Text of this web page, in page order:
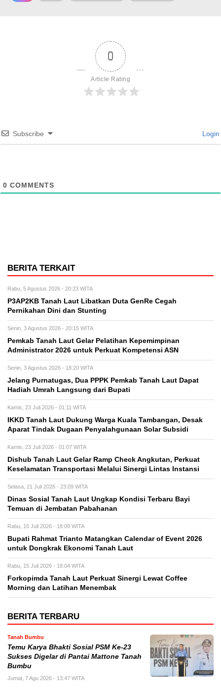
0
Article Rating
Subscribe Login
0 COMMENTS
BERITA TERKAIT
Rabu, 5 Agustus 2026 - 20:23 WITA
P3AP2KB Tanah Laut Libatkan Duta GenRe Cegah
Pernikahan Dini dan Stunting
Senin, 3 Agustus 2026 - 20:15 WITA
Pemkab Tanah Laut Gelar Pelatihan Kepemimpinan
Administrator 2026 untuk Perkuat Kompetensi ASN
Senin, 3 Agustus 2026 - 18:20 WITA
Jelang Purnatugas, Dua PPPK Pemkab Tanah Laut Dapat
Hadiah Umrah Langsung dari Bupati
Kamis, 23 Juli 2026 - 01:11 WITA
IKKD Tanah Laut Dukung Warga Kuala Tambangan, Desak
Aparat Tindak Dugaan Penyalahgunaan Solar Subsidi
Kamis, 23 Juli 2026 - 01:07 WITA
Dishub Tanah Laut Gelar Ramp Check Angkutan, Perkuat
Keselamatan Transportasi Melalui Sinergi Lintas Instansi
Selasa, 21 Juli 2026 - 23:09 WITA
Dinas Sosial Tanah Laut Ungkap Kondisi Terbaru Bayi
Temuan di Jembatan Pabahanan
Rabu, 15 Juli 2026 - 18:09 WITA
Bupati Rahmat Trianto Matangkan Calendar of Event 2026
untuk Dongkrak Ekonomi Tanah Laut
Rabu, 15 Juli 2026 - 18:04 WITA
Forkopimda Tanah Laut Perkuat Sinergi Lewat Coffee
Morning dan Latihan Menembak
BERITA TERBARU
Tanah Bumbu
Temu Karya Bhakti Sosial PSM Ke-23
Sukses Digelar di Pantai Mattone Tanah
Bumbu
Jumat, 7 Agu 2026 - 13:47 WITA